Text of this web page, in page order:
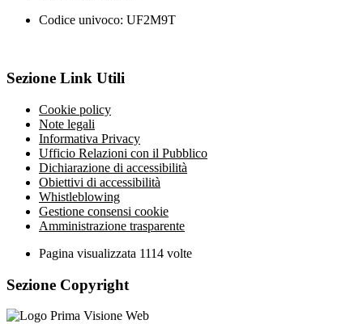
Codice univoco: UF2M9T
Sezione Link Utili
Cookie policy
Note legali
Informativa Privacy
Ufficio Relazioni con il Pubblico
Dichiarazione di accessibilità
Obiettivi di accessibilità
Whistleblowing
Gestione consensi cookie
Amministrazione trasparente
Pagina visualizzata 1114 volte
Sezione Copyright